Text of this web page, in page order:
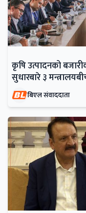
कृषि उत्पादनको
सुधारबारे ३
बिएल संवाददाता